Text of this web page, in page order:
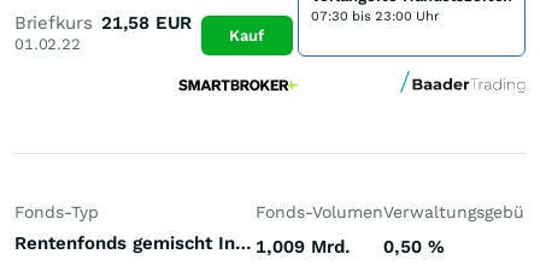
Briefkurs
01.02.22
21,58 EUR
Kauf
07:30 bis 23:00 Uhr
Fonds-Typ
Rentenfonds gemischt Investment Grade Welt Euro
Fonds-Volumen
1,009 Mrd. 0,50 %